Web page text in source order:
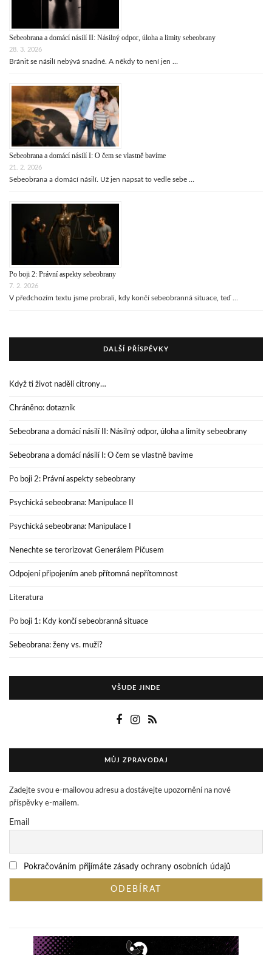
Sebeobrana a domácí násilí II: Násilný odpor, úloha a limity sebeobrany
28. 3. 2026
Bránit se násilí nebývá snadné. A někdy to není jen …
Sebeobrana a domácí násilí I: O čem se vlastně bavíme
21. 2. 2026
Sebeobrana a domácí násilí. Už jen napsat to vedle sebe …
Po boji 2: Právní aspekty sebeobrany
7. 2. 2026
V předchozím textu jsme probrali, kdy končí sebeobranná situace, teď …
DALŠÍ PŘÍSPĚVKY
Když ti život nadělí citrony…
Chráněno: dotazník
Sebeobrana a domácí násilí II: Násilný odpor, úloha a limity sebeobrany
Sebeobrana a domácí násilí I: O čem se vlastně bavíme
Po boji 2: Právní aspekty sebeobrany
Psychická sebeobrana: Manipulace II
Psychická sebeobrana: Manipulace I
Nenechte se terorizovat Generálem Pičusem
Odpojení připojením aneb přítomná nepřítomnost
Literatura
Po boji 1: Kdy končí sebeobranná situace
Sebeobrana: ženy vs. muži?
VŠUDE JINDE
MŮJ ZPRAVODAJ
Zadejte svou e-mailovou adresu a dostávejte upozornění na nové
příspěvky e-mailem.
Email
Pokračováním přijímáte zásady ochrany osobních údajů